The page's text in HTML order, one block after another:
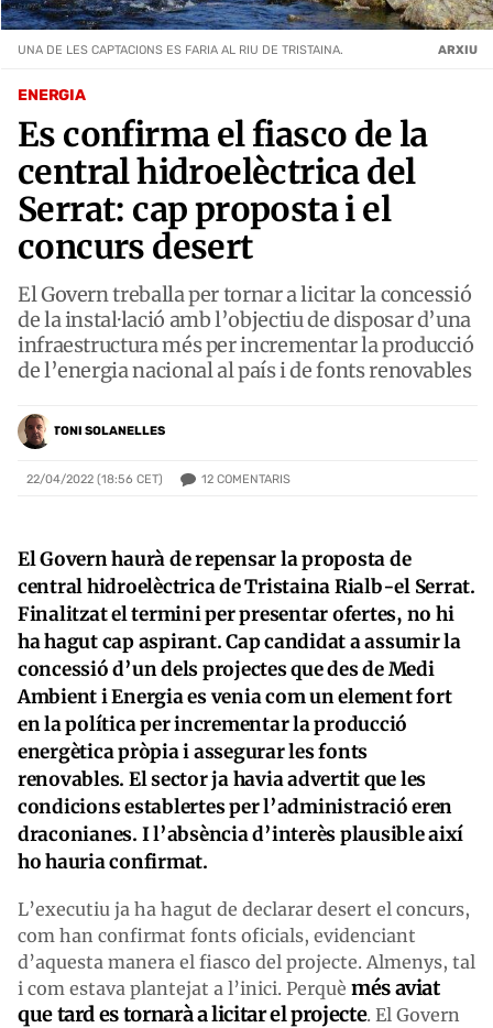
ENERGIA
Es confirma el fiasco de la
central hidroelèctrica del
Serrat: cap proposta i el
concurs desert
El Govern treballa per tornar a licitar la concessió
de la instal·lació amb l’objectiu de disposar d’una
infraestructura més per incrementar la producció
de l’energia nacional al país i de fonts renovables
TONI SOLANELLES
22/04/2022 (18:56 CET) 12 COMENTARIS
UNA DE LES CAPTACIONS ES FARIA AL RIU DE TRISTAINA. ARXIU
El Govern haurà de repensar la proposta de
central hidroelèctrica de Tristaina Rialb-el Serrat.
Finalitzat el termini per presentar ofertes, no hi
ha hagut cap aspirant. Cap candidat a assumir la
concessió d’un dels projectes que des de Medi
Ambient i Energia es venia com un element fort
en la política per incrementar la producció
energètica pròpia i assegurar les fonts
renovables. El sector ja havia advertit que les
condicions establertes per l’administració eren
draconianes. I l’absència d’interès plausible així
ho hauria confirmat.
L’executiu ja ha hagut de declarar desert el concurs,
com han confirmat fonts oficials, evidenciant
d’aquesta manera el fiasco del projecte. Almenys, tal
i com estava plantejat a l’inici. Perquè més aviat
que tard es tornarà a licitar el projecte. El Govern